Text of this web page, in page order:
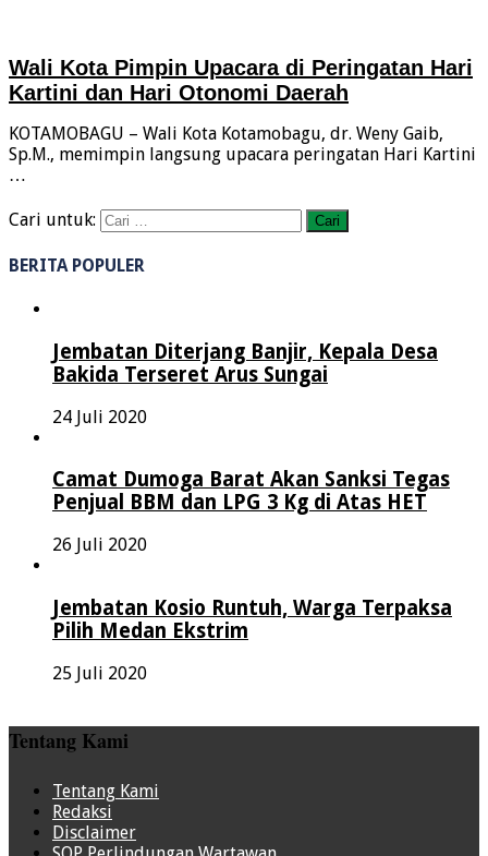
Wali Kota Pimpin Upacara di Peringatan Hari
Kartini dan Hari Otonomi Daerah
KOTAMOBAGU – Wali Kota Kotamobagu, dr. Weny Gaib,
Sp.M., memimpin langsung upacara peringatan Hari Kartini
…
Cari untuk:
BERITA POPULER
Jembatan Diterjang Banjir, Kepala Desa
Bakida Terseret Arus Sungai
24 Juli 2020
Camat Dumoga Barat Akan Sanksi Tegas
Penjual BBM dan LPG 3 Kg di Atas HET
26 Juli 2020
Jembatan Kosio Runtuh, Warga Terpaksa
Pilih Medan Ekstrim
25 Juli 2020
Tentang Kami
Tentang Kami
Redaksi
Disclaimer